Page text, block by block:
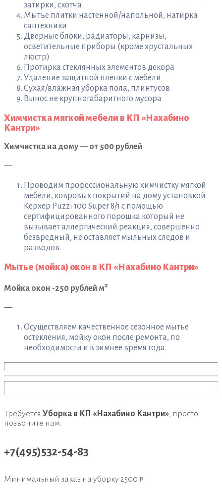
затирки, скотча
Мытье плитки настенной/напольной, натирка
сантехники
Дверные блоки, радиаторы, карнизы,
осветительные приборы (кроме хрустальных
люстр)
Протирка стеклянных элементов декора
Удаление защитной пленки с мебели
Сухая/влажная уборка пола, плинтусов
Вынос не крупногабаритного мусора
Химчистка мягкой мебели в КП «Нахабино
Кантри»
Химчистка на дому — от 500 рублей
—
Проводим профессиональную химчистку мягкой
мебели, ковровых покрытий на дому установкой
Керхер Puzzi 100 Super 8/1 с помощью
сертифицированного порошка который не
вызывает аллергический реакция, совершенно
безвредный, не оставляет мыльных следов и
разводов.
Мытье (мойка) окон в КП «Нахабино Кантри»
Мойка окон -250 рублей м2
—
Осуществляем качественное сезонное мытье
остекления, мойку окон после ремонта, по
необходимости и в зимнее время года.
Требуется Уборка в КП «Нахабино Кантри», просто
позвоните нам:
+7(495)532-54-83
Минимальный заказ на уборку 2500 ₽